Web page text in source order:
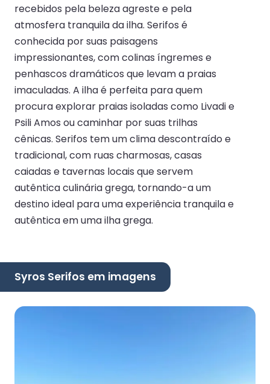
recebidos pela beleza agreste e pela
atmosfera tranquila da ilha. Serifos é
conhecida por suas paisagens
impressionantes, com colinas íngremes e
penhascos dramáticos que levam a praias
imaculadas. A ilha é perfeita para quem
procura explorar praias isoladas como Livadi e
Psili Amos ou caminhar por suas trilhas
cênicas. Serifos tem um clima descontraído e
tradicional, com ruas charmosas, casas
caiadas e tavernas locais que servem
autêntica culinária grega, tornando-a um
destino ideal para uma experiência tranquila e
autêntica em uma ilha grega.
Syros Serifos em imagens